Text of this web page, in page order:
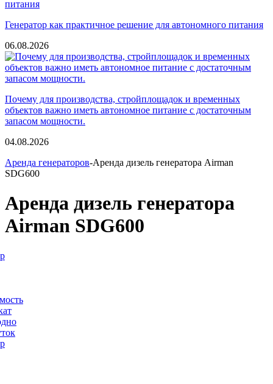
Генератор как практичное решение для автономного питания
06.08.2026
Почему для производства, стройплощадок и временных
объектов важно иметь автономное питание с достаточным
запасом мощности.
04.08.2026
Аренда генераторов-Аренда дизель генератора Airman
SDG600
Аренда дизель генератора
Airman SDG600